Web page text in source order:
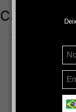
Categorias
Disco
Disco
Disco
Escovas
Escovas